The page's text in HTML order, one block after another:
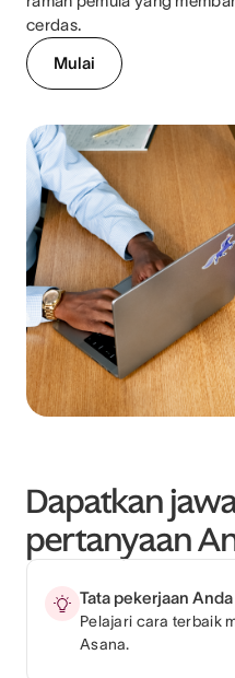
cerdas.
Mulai
Dapatkan
pertanyaan
Tata pekerjaan Anda
Pelajari cara terbaik
Asana.